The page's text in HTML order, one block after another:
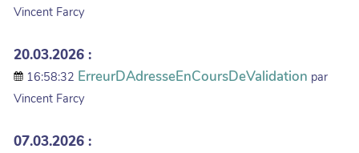
Vincent Farcy
20.03.2026 :
16:58:32 ErreurDAdresseEnCoursDeValidation par
Vincent Farcy
07.03.2026 :